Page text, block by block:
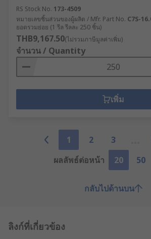
RS Stock No. 173-4509
หมายเลขชิ้นส่วนของผู้ผลิต / Mfr. Part No. C7S-
ยอดรวมย่อย (1 รีล รีลละ 250 ชิ้น)
THB9,167.50(ไม่รวมภาษีมูลค่าเพิ่ม)
จำนวน / Quantity
เพิ่ม
1 2 3
ผลลัพธ์ต่อหน้า
20 50
กลับไปด้านบน
ลิงก์ที่เกี่ยวข้อง